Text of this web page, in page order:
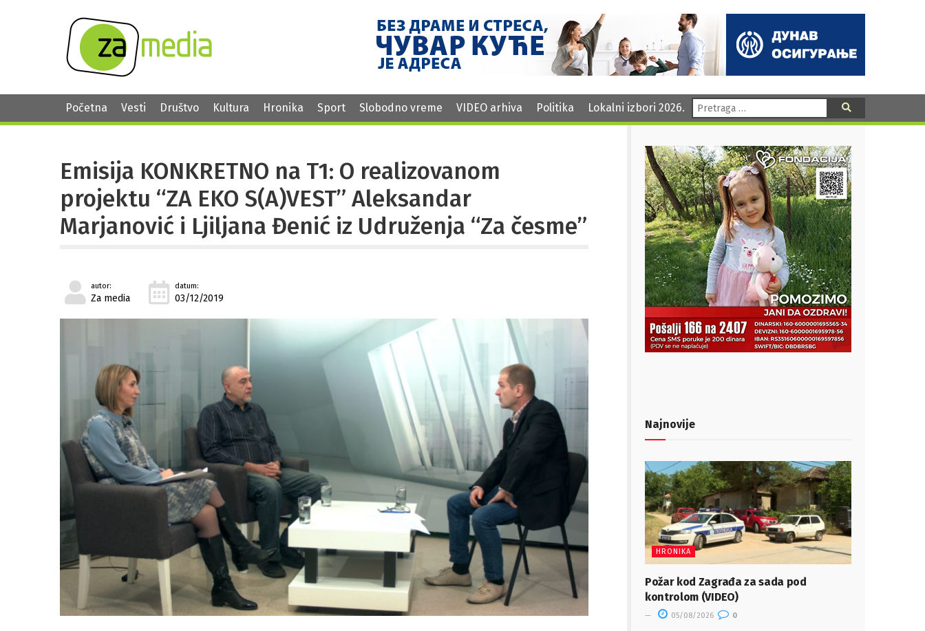
Početna Vesti Društvo Kultura Hronika Sport Slobodno vreme VIDEO arhiva Politika Lokalni izbori 2026. Pretraga:
Emisija KONKRETNO na T1: O realizovanom
projektu “ZA EKO S(A)VEST” Aleksandar
Marjanović i Ljiljana Đenić iz Udruženja “Za česme”
autor:
Za media
datum:
03/12/2019
Najnovije
HRONIKA
Požar kod Zagrađa za sada pod
kontrolom (VIDEO)
05/08/2026 0